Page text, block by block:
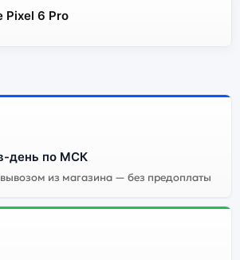
Pixel 6 Pro
день по МСК
из магазина — без предоплаты